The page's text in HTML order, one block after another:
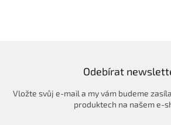
p
r
v
k
Odebírat
Vložte svůj e-mail a my vám budeme
produktech na našem e-